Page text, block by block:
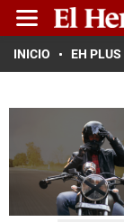
INICIO EH PLUS